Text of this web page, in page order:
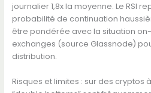
journalier 1,8x la moyenne. Le RSI
probabilité de continuation
être pondérée avec la situation
exchanges (source Glassnode)
distribution.
Risques et limites : sur des cryptos